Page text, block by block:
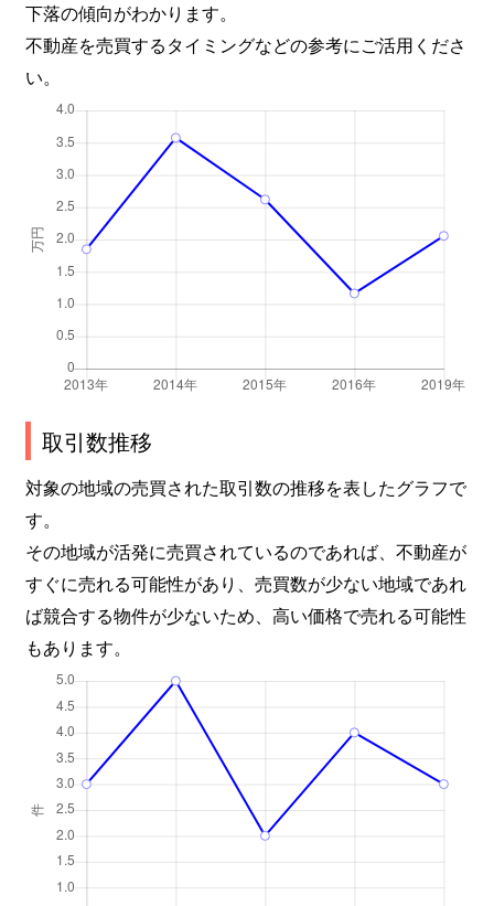
下落の傾向がわかります。
不動産を売買するタイミングなどの参考にご活用くださ
い。
取引数推移
対象の地域の売買された取引数の推移を表したグラフで
す。
その地域が活発に売買されているのであれば、不動産が
すぐに売れる可能性があり、売買数が少ない地域であれ
ば競合する物件が少ないため、高い価格で売れる可能性
もあります。